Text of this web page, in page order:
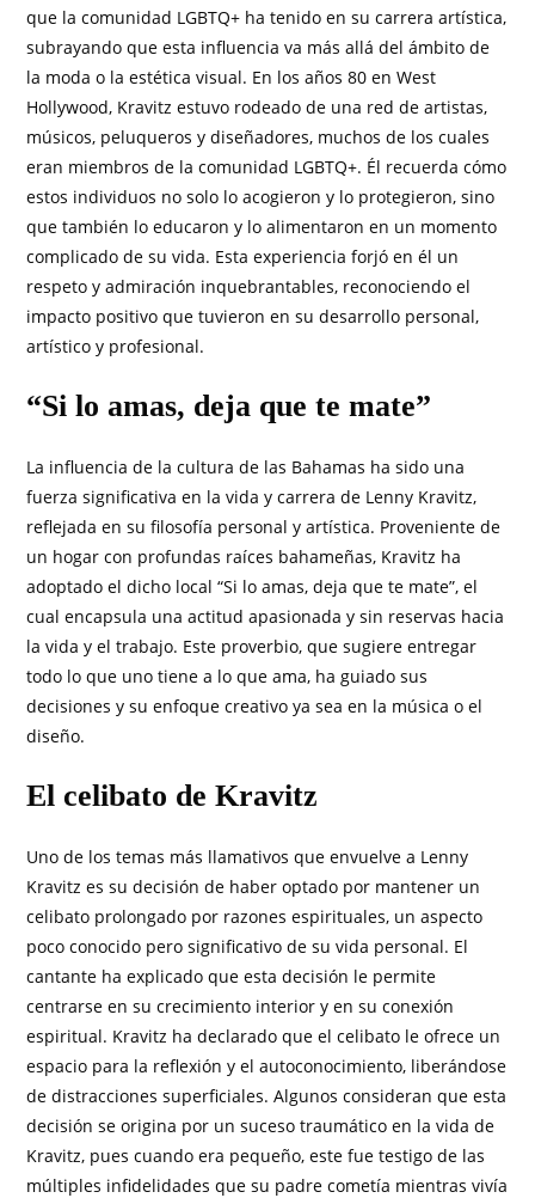
que la comunidad LGBTQ+ ha tenido en su carrera artística,
subrayando que esta influencia va más allá del ámbito de
la moda o la estética visual. En los años 80 en West
Hollywood, Kravitz estuvo rodeado de una red de artistas,
músicos, peluqueros y diseñadores, muchos de los cuales
eran miembros de la comunidad LGBTQ+. Él recuerda cómo
estos individuos no solo lo acogieron y lo protegieron, sino
que también lo educaron y lo alimentaron en un momento
complicado de su vida. Esta experiencia forjó en él un
respeto y admiración inquebrantables, reconociendo el
impacto positivo que tuvieron en su desarrollo personal,
artístico y profesional.
“Si lo amas, deja que te mate”
La influencia de la cultura de las Bahamas ha sido una
fuerza significativa en la vida y carrera de Lenny Kravitz,
reflejada en su filosofía personal y artística. Proveniente de
un hogar con profundas raíces bahameñas, Kravitz ha
adoptado el dicho local “Si lo amas, deja que te mate”, el
cual encapsula una actitud apasionada y sin reservas hacia
la vida y el trabajo. Este proverbio, que sugiere entregar
todo lo que uno tiene a lo que ama, ha guiado sus
decisiones y su enfoque creativo ya sea en la música o el
diseño.
El celibato de Kravitz
Uno de los temas más llamativos que envuelve a Lenny
Kravitz es su decisión de haber optado por mantener un
celibato prolongado por razones espirituales, un aspecto
poco conocido pero significativo de su vida personal. El
cantante ha explicado que esta decisión le permite
centrarse en su crecimiento interior y en su conexión
espiritual. Kravitz ha declarado que el celibato le ofrece un
espacio para la reflexión y el autoconocimiento, liberándose
de distracciones superficiales. Algunos consideran que esta
decisión se origina por un suceso traumático en la vida de
Kravitz, pues cuando era pequeño, este fue testigo de las
múltiples infidelidades que su padre cometía mientras vivía